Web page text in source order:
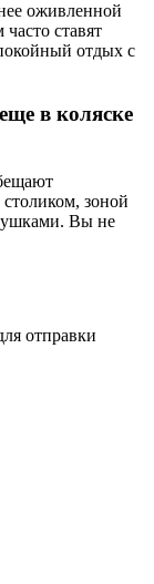
оживленной
ставят
отдых с
в коляске
зоной
Вы не
отправки